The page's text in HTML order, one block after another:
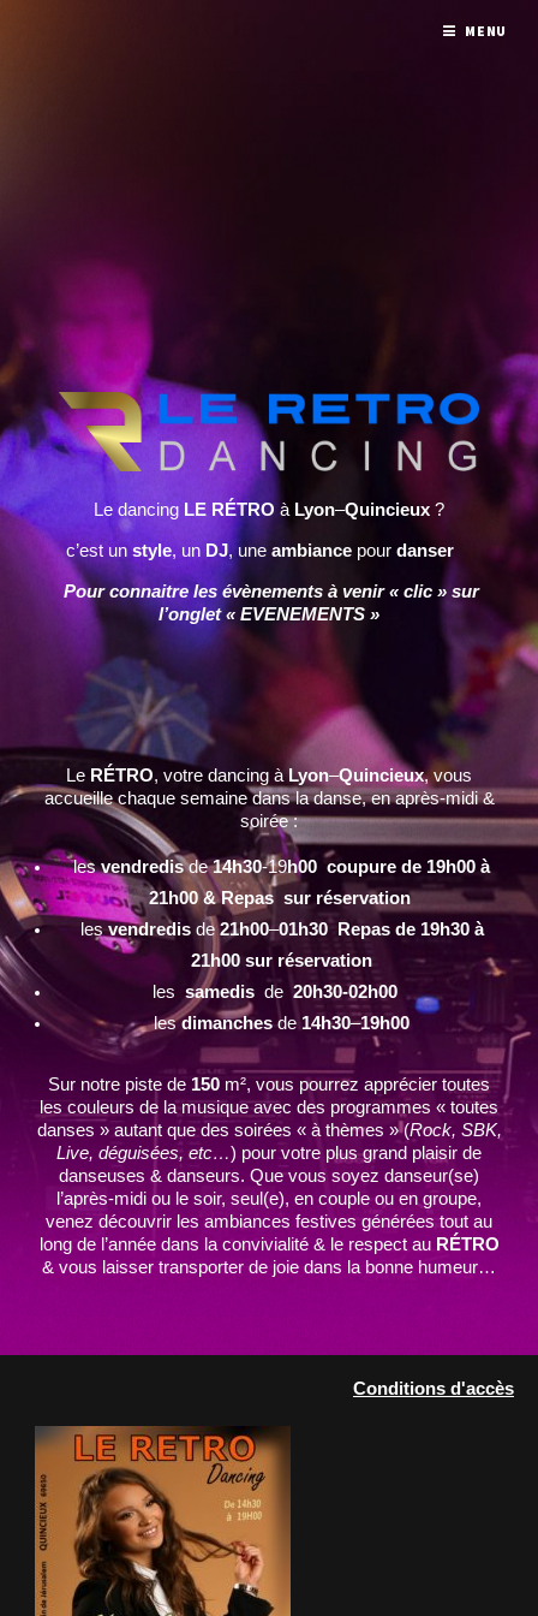
Le dancing LE RÉTRO à Lyon–Quincieux ?
c’est unstyle, un DJ, une ambiancepour danser
Pour connaitre les évènements à venir « clic » sur
l’onglet « EVENEMENTS »
Le RÉTRO, votre dancing àLyon–Quincieux, vous
accueille chaque semaine dans la danse, en après-midi &
soirée :
lesvendredisde14h30-19h00 coupure de 19h00 à
21h00 & Repas sur réservation
lesvendredisde21h00–01h30 Repas de 19h30 à
21h00 sur réservation
les samedis de20h30-02h00
lesdimanches de 14h30–19h00
Sur notre piste de 150 m², vous pourrez apprécier toutes
les couleurs de la musique avec des programmes « toutes
danses » autant que des soirées « à thèmes » (Rock, SBK,
Live, déguisées, etc…) pour votre plus grand plaisir de
danseuses & danseurs. Que vous soyez danseur(se)
l’après-midi ou le soir, seul(e), en couple ou en groupe,
venez découvrir les ambiances festives générées tout au
long de l’année dans la convivialité & le respect au RÉTRO
& vous laisser transporter de joie dans la bonne humeur…
Conditions d'accès
MENU